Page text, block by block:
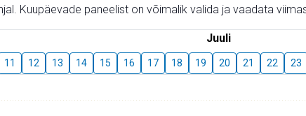
Kuupäevade paneelist on võimalik valida ja vaadata
Juuli
11 12 13 14 15 16 17 18 19 20 21 22 23